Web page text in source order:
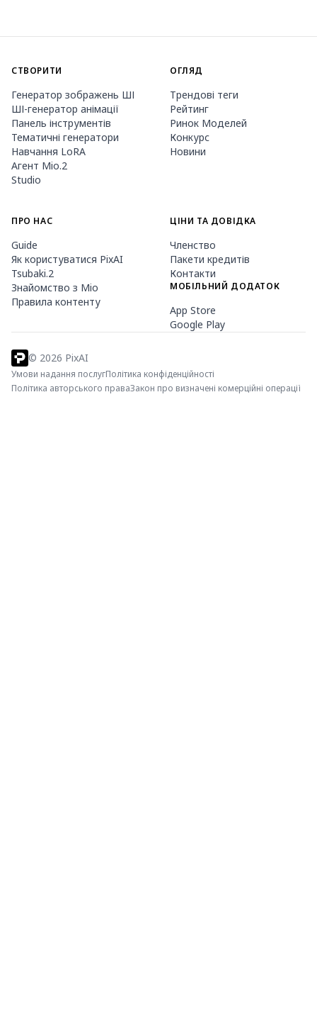
СТВОРИТИ
Генератор зображень ШІ
ШІ-генератор анімації
Панель інструментів
Тематичні генератори
Навчання LoRA
Агент Mio.2
Studio
ОГЛЯД
Трендові теги
Рейтинг
Ринок Моделей
Конкурс
Новини
ПРО НАС
Guide
Як користуватися PixAI
Tsubaki.2
Знайомство з Mio
Правила контенту
ЦІНИ ТА ДОВІДКА
Членство
Пакети кредитів
Контакти
МОБІЛЬНИЙ ДОДАТОК
App Store
Google Play
© 2026 PixAI
Умови надання послугПолітика конфіденційності
Політика авторського праваЗакон про визначені комерційні операції